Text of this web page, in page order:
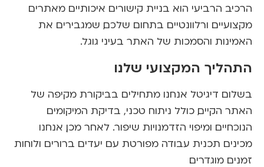
הרכיב הרביעי הוא בניית קישורים איכותיים מאתרים
מקצועיים ורלוונטיים בתחום שלכם, שמגבירים את
האמינות והסמכות של האתר בעיני גוגל.
התהליך המקצועי שלנו
בשלום דיגיטל אנחנו מתחילים בביקורת מקיפה של
האתר הקיים, כולל ניתוח טכני, בדיקת המיקומים
הנוכחיים ומיפוי הזדמנויות שיפור. לאחר מכן, אנחנו
מכינים תכנית עבודה מפורטת עם יעדים ברורים ולוחות
זמנים מוגדרים.